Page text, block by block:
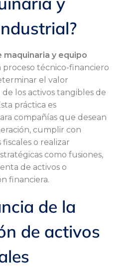
maquinaria y equipo
proceso técnico-financiero
el valor
los activos tangibles de
práctica es
compañías que desean
cumplir con
o realizar
como fusiones,
de activos o
financiera.
de la
de activos